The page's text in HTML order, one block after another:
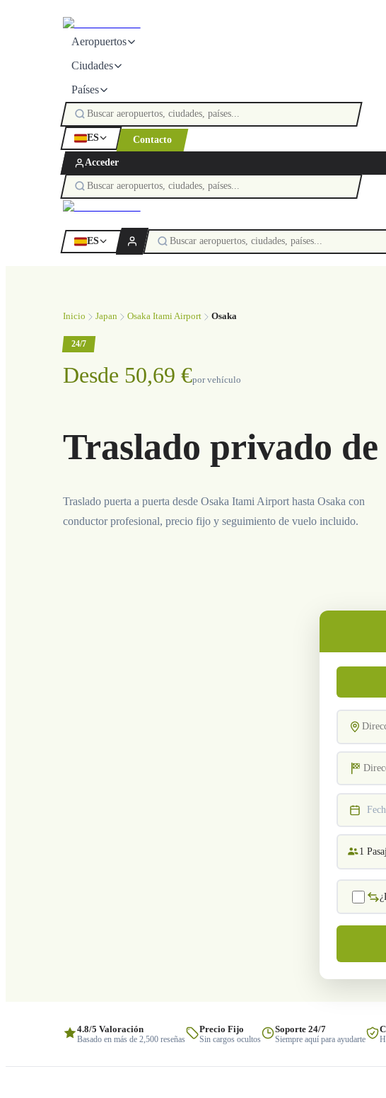
Aeropuertos
Ciudades
Países
ES Contacto
Acceder
ES
Inicio Japan Osaka Itami Airport Osaka
24/7
Desde 50,69 €por vehículo
Traslado privado
Traslado puerta a puerta desde Osaka Itami Airport hasta Osaka con
conductor profesional, precio fijo y seguimiento de vuelo incluido.
1
4.8/5 Valoración
Basado en más de 2,500 reseñas
Precio Fijo
Sin cargos ocultos
Soporte 24/7
Siempre aquí para ayudarte